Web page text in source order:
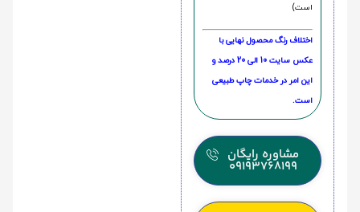
است)
اختلاف رنگ محصول نهایی با
عکس سایت 10 الی 20 درصد و
این امر در خدمات چاپ طبیعی
است.
مشاوره رایگان
09193768199